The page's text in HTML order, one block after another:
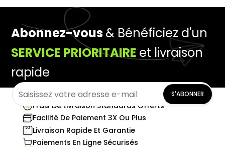
Abonnez-vous& Bénéficiez d'un
SERVICE PRIORITAIRE et livraison
rapide
S'ABONNER
Frais De Livraison Standards Offerts
Facilité De Paiement 3X Ou Plus
Livraison Rapide Et Garantie
Paiements En Ligne Sécurisés